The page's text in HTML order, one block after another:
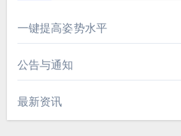
一键提高姿势水平
公告与通知
最新资讯